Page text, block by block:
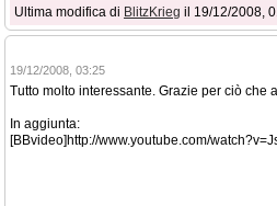
Ultima modifica di BlitzKrieg il 19/12/2008,
19/12/2008, 03:25
Tutto molto interessante. Grazie per ciò che
In aggiunta:
[BBvideo]http://www.youtube.com/